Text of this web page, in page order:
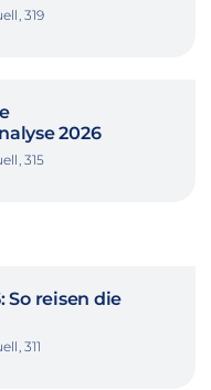
319
2026
315
So reisen die
311